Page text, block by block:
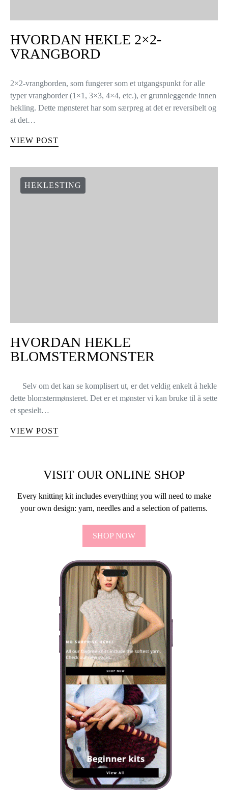
HVORDAN HEKLE 2×2-
VRANGBORD
2×2-vrangborden, som fungerer som et utgangspunkt for alle
typer vrangborder (1×1, 3×3, 4×4, etc.), er grunnleggende innen
hekling. Dette mønsteret har som særpreg at det er reversibelt og
at det…
VIEW POST
HEKLESTING
HVORDAN HEKLE
BLOMSTERMONSTER
Selv om det kan se komplisert ut, er det veldig enkelt å hekle
dette blomstermønsteret. Det er et mønster vi kan bruke til å sette
et spesielt…
VIEW POST
VISIT OUR ONLINE SHOP
Every knitting kit includes everything you will need to make
your own design: yarn, needles and a selection of patterns.
SHOP NOW